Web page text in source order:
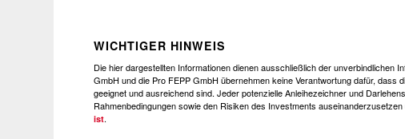
WICHTIGER HINWEIS
Die hier dargestellten Informationen dienen ausschließlich der unverbindlichen
GmbH und die Pro FEPP GmbH übernehmen keine Verantwortung dafür,
geeignet und ausreichend sind. Jeder potenzielle Anleihezeichner und
Rahmenbedingungen sowie den Risiken des Investments
ist.